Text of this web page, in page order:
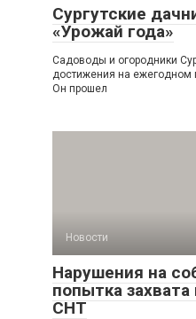
Сургутские
«Урожай года»
Садоводы и огородники
достижения на ежегодном
Он прошел
Новости
Нарушения на
попытка захвата
СНТ